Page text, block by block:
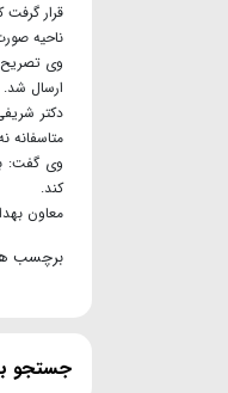
ناحیه
ارسال شد.
دکتر
متاسفانه نه
وی گفت:
کند.
معاون بهداشت
برچسب
جستجو